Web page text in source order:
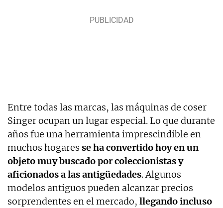
Entre todas las marcas, las máquinas de coser
Singer ocupan un lugar especial. Lo que durante
años fue una herramienta imprescindible en
muchos hogares se ha convertido hoy en un
objeto muy buscado por coleccionistas y
aficionados a las antigüedades. Algunos
modelos antiguos pueden alcanzar precios
sorprendentes en el mercado, llegando incluso